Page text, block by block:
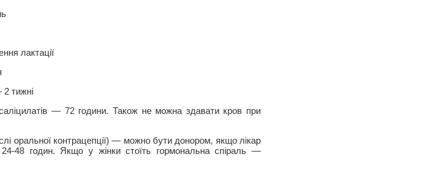
лактації
2 тижні
— 72 години. Також не можна здавати кров при
оральної контрацепції) — можно бути донором, якщо лікар
48 годин. Якщо у жінки стоїть гормональна спіраль —